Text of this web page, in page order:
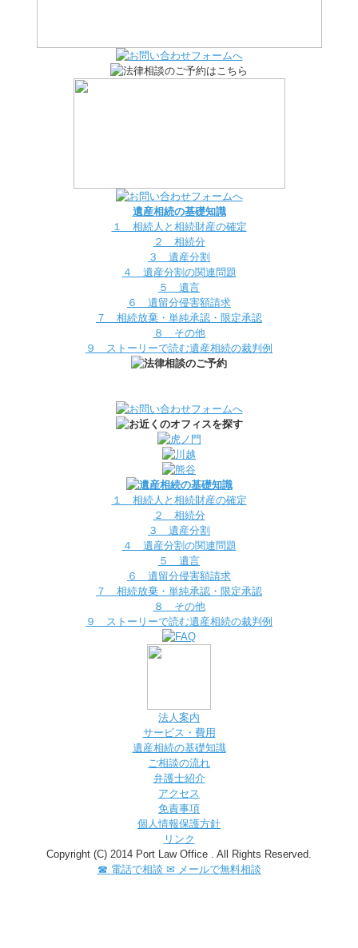
遺産相続の基礎知識
１ 相続人と相続財産の確定
２ 相続分
３ 遺産分割
４ 遺産分割の関連問題
５ 遺言
６ 遺留分侵害額請求
７ 相続放棄・単純承認・限定承認
８ その他
９ ストーリーで読む遺産相続の裁判例
１ 相続人と相続財産の確定
２ 相続分
３ 遺産分割
４ 遺産分割の関連問題
５ 遺言
６ 遺留分侵害額請求
７ 相続放棄・単純承認・限定承認
８ その他
９ ストーリーで読む遺産相続の裁判例
法人案内
サービス・費用
遺産相続の基礎知識
ご相談の流れ
弁護士紹介
アクセス
免責事項
個人情報保護方針
リンク
Copyright (C) 2014 Port Law Office . All Rights Reserved.
☎ 電話で相談 ✉ メールで無料相談